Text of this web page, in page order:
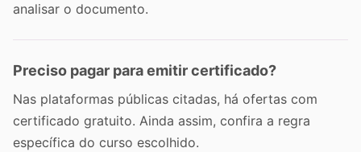
analisar o documento.
Preciso pagar para emitir certificado?
Nas plataformas públicas citadas, há ofertas com
certificado gratuito. Ainda assim, confira a regra
específica do curso escolhido.